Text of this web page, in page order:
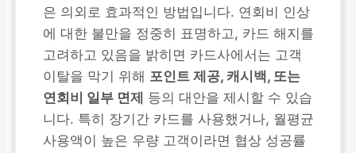
은 의외로 효과적인 방법입니다. 연회비 인상
에 대한 불만을 정중히 표명하고, 카드 해지를
고려하고 있음을 밝히면 카드사에서는 고객
이탈을 막기 위해 포인트 제공, 캐시백, 또는
연회비 일부 면제
등의 대안을 제시할 수 있습
니다. 특히 장기간 카드를 사용했거나, 월평균
사용액이 높은 우량 고객이라면 협상 성공률